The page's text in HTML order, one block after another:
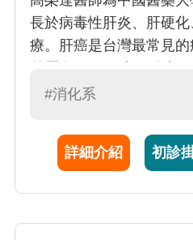
長於病毒性肝炎、肝硬
療。肝癌是台灣最常見
型或C型肝炎感染、長時
斷層檢查、血管攝影等
驗。高醫師亦擅長於肝
#消化系
詳細介紹 初診